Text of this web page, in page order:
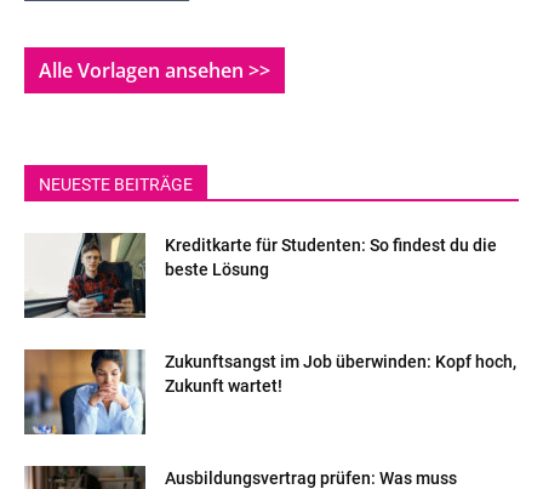
Alle Vorlagen ansehen >>
NEUESTE BEITRÄGE
Kreditkarte für Studenten: So findest du die
beste Lösung
Zukunftsangst im Job überwinden: Kopf hoch,
Zukunft wartet!
Ausbildungsvertrag prüfen: Was muss